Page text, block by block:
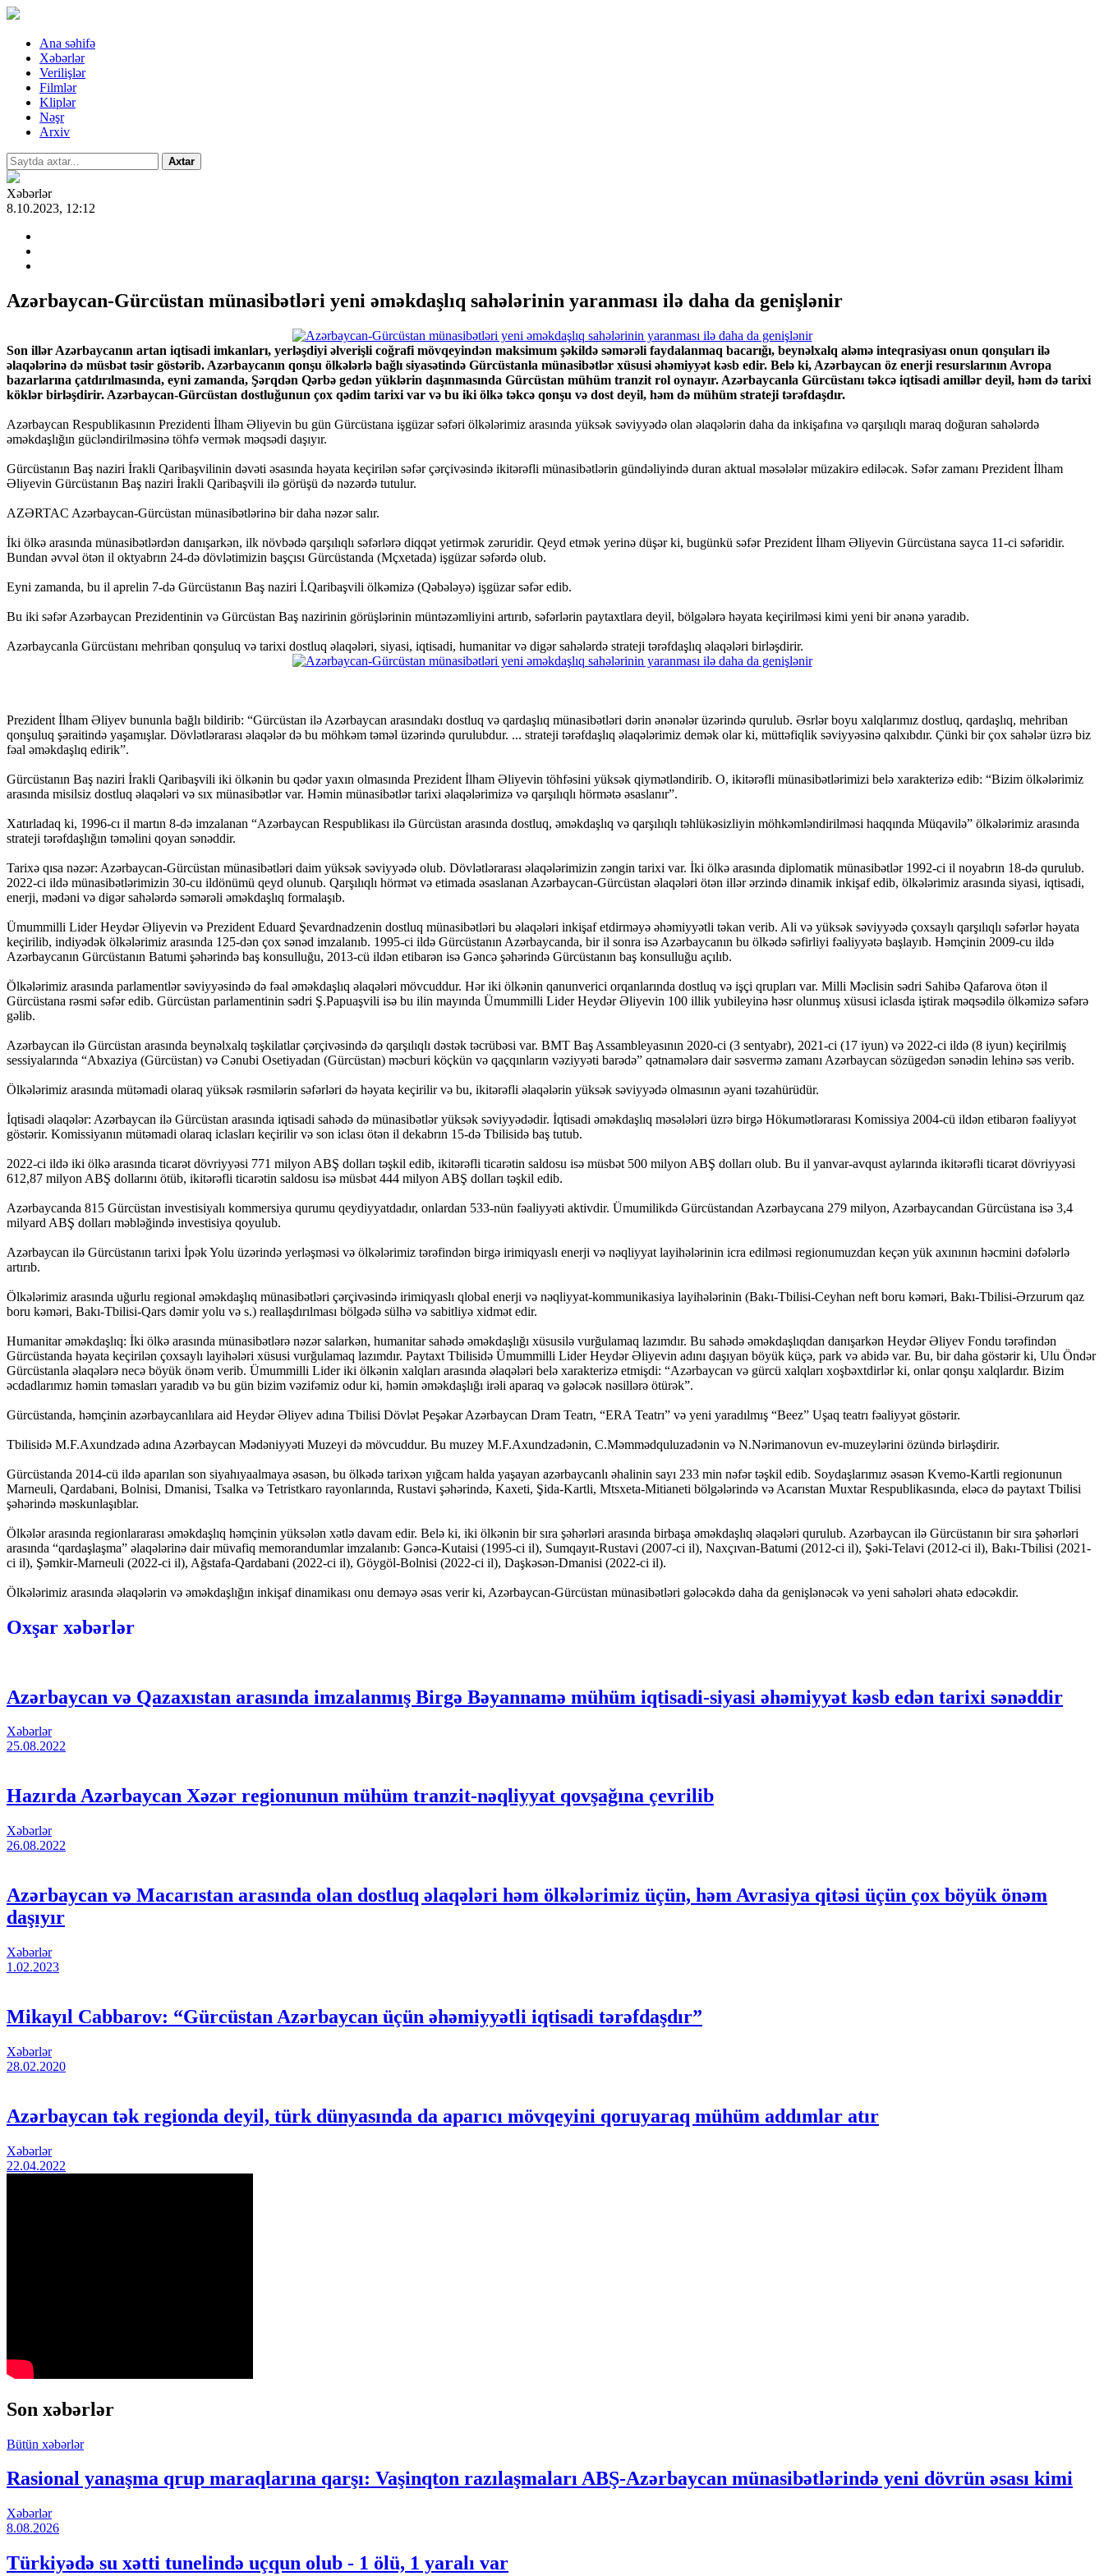
Ana səhifə
Xəbərlər
Verilişlər
Filmlər
Kliplər
Nəşr
Arxiv
Axtar
Xəbərlər
8.10.2023, 12:12
Azərbaycan-Gürcüstan münasibətləri yeni əməkdaşlıq sahələrinin yaranması ilə daha da genişlənir
Son illər Azərbaycanın artan iqtisadi imkanları, yerləşdiyi əlverişli coğrafi mövqeyindən maksimum şəkildə səmərəli faydalanmaq bacarığı, beynəlxalq aləmə inteqrasiyası onun qonşuları ilə
əlaqələrinə də müsbət təsir göstərib. Azərbaycanın qonşu ölkələrlə bağlı siyasətində Gürcüstanla münasibətlər xüsusi əhəmiyyət kəsb edir. Belə ki, Azərbaycan öz enerji resurslarının Avropa
bazarlarına çatdırılmasında, eyni zamanda, Şərqdən Qərbə gedən yüklərin daşınmasında Gürcüstan mühüm tranzit rol oynayır. Azərbaycanla Gürcüstanı təkcə iqtisadi amillər deyil, həm də tarixi
köklər birləşdirir. Azərbaycan-Gürcüstan dostluğunun çox qədim tarixi var və bu iki ölkə təkcə qonşu və dost deyil, həm də mühüm strateji tərəfdaşdır.
Azərbaycan Respublikasının Prezidenti İlham Əliyevin bu gün Gürcüstana işgüzar səfəri ölkələrimiz arasında yüksək səviyyədə olan əlaqələrin daha da inkişafına və qarşılıqlı maraq doğuran sahələrdə
əməkdaşlığın gücləndirilməsinə töhfə vermək məqsədi daşıyır.
Gürcüstanın Baş naziri İrakli Qaribaşvilinin dəvəti əsasında həyata keçirilən səfər çərçivəsində ikitərəfli münasibətlərin gündəliyində duran aktual məsələlər müzakirə ediləcək. Səfər zamanı Prezident İlham
Əliyevin Gürcüstanın Baş naziri İrakli Qaribaşvili ilə görüşü də nəzərdə tutulur.
AZƏRTAC Azərbaycan-Gürcüstan münasibətlərinə bir daha nəzər salır.
İki ölkə arasında münasibətlərdən danışarkən, ilk növbədə qarşılıqlı səfərlərə diqqət yetirmək zəruridir. Qeyd etmək yerinə düşər ki, bugünkü səfər Prezident İlham Əliyevin Gürcüstana sayca 11-ci səfəridir.
Bundan əvvəl ötən il oktyabrın 24-də dövlətimizin başçısı Gürcüstanda (Mçxetada) işgüzar səfərdə olub.
Eyni zamanda, bu il aprelin 7-də Gürcüstanın Baş naziri İ.Qaribaşvili ölkəmizə (Qəbələyə) işgüzar səfər edib.
Bu iki səfər Azərbaycan Prezidentinin və Gürcüstan Baş nazirinin görüşlərinin müntəzəmliyini artırıb, səfərlərin paytaxtlara deyil, bölgələrə həyata keçirilməsi kimi yeni bir ənənə yaradıb.
Azərbaycanla Gürcüstanı mehriban qonşuluq və tarixi dostluq əlaqələri, siyasi, iqtisadi, humanitar və digər sahələrdə strateji tərəfdaşlıq əlaqələri birləşdirir.
Prezident İlham Əliyev bununla bağlı bildirib: “Gürcüstan ilə Azərbaycan arasındakı dostluq və qardaşlıq münasibətləri dərin ənənələr üzərində qurulub. Əsrlər boyu xalqlarımız dostluq, qardaşlıq, mehriban
qonşuluq şəraitində yaşamışlar. Dövlətlərarası əlaqələr də bu möhkəm təməl üzərində qurulubdur. ... strateji tərəfdaşlıq əlaqələrimiz demək olar ki, müttəfiqlik səviyyəsinə qalxıbdır. Çünki bir çox sahələr üzrə biz
fəal əməkdaşlıq edirik”.
Gürcüstanın Baş naziri İrakli Qaribaşvili iki ölkənin bu qədər yaxın olmasında Prezident İlham Əliyevin töhfəsini yüksək qiymətləndirib. O, ikitərəfli münasibətlərimizi belə xarakterizə edib: “Bizim ölkələrimiz
arasında misilsiz dostluq əlaqələri və sıx münasibətlər var. Həmin münasibətlər tarixi əlaqələrimizə və qarşılıqlı hörmətə əsaslanır”.
Xatırladaq ki, 1996-cı il martın 8-də imzalanan “Azərbaycan Respublikası ilə Gürcüstan arasında dostluq, əməkdaşlıq və qarşılıqlı təhlükəsizliyin möhkəmləndirilməsi haqqında Müqavilə” ölkələrimiz arasında
strateji tərəfdaşlığın təməlini qoyan sənəddir.
Tarixə qısa nəzər: Azərbaycan-Gürcüstan münasibətləri daim yüksək səviyyədə olub. Dövlətlərarası əlaqələrimizin zəngin tarixi var. İki ölkə arasında diplomatik münasibətlər 1992-ci il noyabrın 18-də qurulub.
2022-ci ildə münasibətlərimizin 30-cu ildönümü qeyd olunub. Qarşılıqlı hörmət və etimada əsaslanan Azərbaycan-Gürcüstan əlaqələri ötən illər ərzində dinamik inkişaf edib, ölkələrimiz arasında siyasi, iqtisadi,
enerji, mədəni və digər sahələrdə səmərəli əməkdaşlıq formalaşıb.
Ümummilli Lider Heydər Əliyevin və Prezident Eduard Şevardnadzenin dostluq münasibətləri bu əlaqələri inkişaf etdirməyə əhəmiyyətli təkan verib. Ali və yüksək səviyyədə çoxsaylı qarşılıqlı səfərlər həyata
keçirilib, indiyədək ölkələrimiz arasında 125-dən çox sənəd imzalanıb. 1995-ci ildə Gürcüstanın Azərbaycanda, bir il sonra isə Azərbaycanın bu ölkədə səfirliyi fəaliyyətə başlayıb. Həmçinin 2009-cu ildə
Azərbaycanın Gürcüstanın Batumi şəhərində baş konsulluğu, 2013-cü ildən etibarən isə Gəncə şəhərində Gürcüstanın baş konsulluğu açılıb.
Ölkələrimiz arasında parlamentlər səviyyəsində də fəal əməkdaşlıq əlaqələri mövcuddur. Hər iki ölkənin qanunverici orqanlarında dostluq və işçi qrupları var. Milli Məclisin sədri Sahibə Qafarova ötən il
Gürcüstana rəsmi səfər edib. Gürcüstan parlamentinin sədri Ş.Papuaşvili isə bu ilin mayında Ümummilli Lider Heydər Əliyevin 100 illik yubileyinə həsr olunmuş xüsusi iclasda iştirak məqsədilə ölkəmizə səfərə
gəlib.
Azərbaycan ilə Gürcüstan arasında beynəlxalq təşkilatlar çərçivəsində də qarşılıqlı dəstək təcrübəsi var. BMT Baş Assambleyasının 2020-ci (3 sentyabr), 2021-ci (17 iyun) və 2022-ci ildə (8 iyun) keçirilmiş
sessiyalarında “Abxaziya (Gürcüstan) və Cənubi Osetiyadan (Gürcüstan) məcburi köçkün və qaçqınların vəziyyəti barədə” qətnamələrə dair səsvermə zamanı Azərbaycan sözügedən sənədin lehinə səs verib.
Ölkələrimiz arasında mütəmadi olaraq yüksək rəsmilərin səfərləri də həyata keçirilir və bu, ikitərəfli əlaqələrin yüksək səviyyədə olmasının əyani təzahürüdür.
İqtisadi əlaqələr: Azərbaycan ilə Gürcüstan arasında iqtisadi sahədə də münasibətlər yüksək səviyyədədir. İqtisadi əməkdaşlıq məsələləri üzrə birgə Hökumətlərarası Komissiya 2004-cü ildən etibarən fəaliyyət
göstərir. Komissiyanın mütəmadi olaraq iclasları keçirilir və son iclası ötən il dekabrın 15-də Tbilisidə baş tutub.
2022-ci ildə iki ölkə arasında ticarət dövriyyəsi 771 milyon ABŞ dolları təşkil edib, ikitərəfli ticarətin saldosu isə müsbət 500 milyon ABŞ dolları olub. Bu il yanvar-avqust aylarında ikitərəfli ticarət dövriyyəsi
612,87 milyon ABŞ dollarını ötüb, ikitərəfli ticarətin saldosu isə müsbət 444 milyon ABŞ dolları təşkil edib.
Azərbaycanda 815 Gürcüstan investisiyalı kommersiya qurumu qeydiyyatdadır, onlardan 533-nün fəaliyyəti aktivdir. Ümumilikdə Gürcüstandan Azərbaycana 279 milyon, Azərbaycandan Gürcüstana isə 3,4
milyard ABŞ dolları məbləğində investisiya qoyulub.
Azərbaycan ilə Gürcüstanın tarixi İpək Yolu üzərində yerləşməsi və ölkələrimiz tərəfindən birgə irimiqyaslı enerji və nəqliyyat layihələrinin icra edilməsi regionumuzdan keçən yük axınının həcmini dəfələrlə
artırıb.
Ölkələrimiz arasında uğurlu regional əməkdaşlıq münasibətləri çərçivəsində irimiqyaslı qlobal enerji və nəqliyyat-kommunikasiya layihələrinin (Bakı-Tbilisi-Ceyhan neft boru kəməri, Bakı-Tbilisi-Ərzurum qaz
boru kəməri, Bakı-Tbilisi-Qars dəmir yolu və s.) reallaşdırılması bölgədə sülhə və sabitliyə xidmət edir.
Humanitar əməkdaşlıq: İki ölkə arasında münasibətlərə nəzər salarkən, humanitar sahədə əməkdaşlığı xüsusilə vurğulamaq lazımdır. Bu sahədə əməkdaşlıqdan danışarkən Heydər Əliyev Fondu tərəfindən
Gürcüstanda həyata keçirilən çoxsaylı layihələri xüsusi vurğulamaq lazımdır. Paytaxt Tbilisidə Ümummilli Lider Heydər Əliyevin adını daşıyan böyük küçə, park və abidə var. Bu, bir daha göstərir ki, Ulu Öndər
Gürcüstanla əlaqələrə necə böyük önəm verib. Ümummilli Lider iki ölkənin xalqları arasında əlaqələri belə xarakterizə etmişdi: “Azərbaycan və gürcü xalqları xoşbəxtdirlər ki, onlar qonşu xalqlardır. Bizim
əcdadlarımız həmin təmasları yaradıb və bu gün bizim vəzifəmiz odur ki, həmin əməkdaşlığı irəli aparaq və gələcək nəsillərə ötürək”.
Gürcüstanda, həmçinin azərbaycanlılara aid Heydər Əliyev adına Tbilisi Dövlət Peşəkar Azərbaycan Dram Teatrı, “ERA Teatrı” və yeni yaradılmış “Beez” Uşaq teatrı fəaliyyət göstərir.
Tbilisidə M.F.Axundzadə adına Azərbaycan Mədəniyyəti Muzeyi də mövcuddur. Bu muzey M.F.Axundzadənin, C.Məmmədquluzadənin və N.Nərimanovun ev-muzeylərini özündə birləşdirir.
Gürcüstanda 2014-cü ildə aparılan son siyahıyaalmaya əsasən, bu ölkədə tarixən yığcam halda yaşayan azərbaycanlı əhalinin sayı 233 min nəfər təşkil edib. Soydaşlarımız əsasən Kvemo-Kartli regionunun
Marneuli, Qardabani, Bolnisi, Dmanisi, Tsalka və Tetristkaro rayonlarında, Rustavi şəhərində, Kaxeti, Şida-Kartli, Mtsxeta-Mitianeti bölgələrində və Acarıstan Muxtar Respublikasında, eləcə də paytaxt Tbilisi
şəhərində məskunlaşıblar.
Ölkələr arasında regionlararası əməkdaşlıq həmçinin yüksələn xətlə davam edir. Belə ki, iki ölkənin bir sıra şəhərləri arasında birbaşa əməkdaşlıq əlaqələri qurulub. Azərbaycan ilə Gürcüstanın bir sıra şəhərləri
arasında “qardaşlaşma” əlaqələrinə dair müvafiq memorandumlar imzalanıb: Gəncə-Kutaisi (1995-ci il), Sumqayıt-Rustavi (2007-ci il), Naxçıvan-Batumi (2012-ci il), Şəki-Telavi (2012-ci il), Bakı-Tbilisi (2021-
ci il), Şəmkir-Marneuli (2022-ci il), Ağstafa-Qardabani (2022-ci il), Göygöl-Bolnisi (2022-ci il), Daşkəsən-Dmanisi (2022-ci il).
Ölkələrimiz arasında əlaqələrin və əməkdaşlığın inkişaf dinamikası onu deməyə əsas verir ki, Azərbaycan-Gürcüstan münasibətləri gələcəkdə daha da genişlənəcək və yeni sahələri əhatə edəcəkdir.
Oxşar xəbərlər
Azərbaycan və Qazaxıstan arasında imzalanmış Birgə Bəyannamə mühüm iqtisadi-siyasi əhəmiyyət kəsb edən tarixi sənəddir
Xəbərlər
25.08.2022
Hazırda Azərbaycan Xəzər regionunun mühüm tranzit-nəqliyyat qovşağına çevrilib
Xəbərlər
26.08.2022
Azərbaycan və Macarıstan arasında olan dostluq əlaqələri həm ölkələrimiz üçün, həm Avrasiya qitəsi üçün çox böyük önəm
daşıyır
Xəbərlər
1.02.2023
Mikayıl Cabbarov: “Gürcüstan Azərbaycan üçün əhəmiyyətli iqtisadi tərəfdaşdır”
Xəbərlər
28.02.2020
Azərbaycan tək regionda deyil, türk dünyasında da aparıcı mövqeyini qoruyaraq mühüm addımlar atır
Xəbərlər
22.04.2022
Son xəbərlər
Bütün xəbərlər
Rasional yanaşma qrup maraqlarına qarşı: Vaşinqton razılaşmaları ABŞ-Azərbaycan münasibətlərində yeni dövrün əsası kimi
Xəbərlər
8.08.2026
Türkiyədə su xətti tunelində uçqun olub - 1 ölü, 1 yaralı var